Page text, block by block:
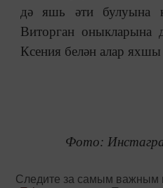
дә яшь әти булуына
Виторган оныкларына
Ксения белән алар яхшы
Фото:
Следите за самым важным